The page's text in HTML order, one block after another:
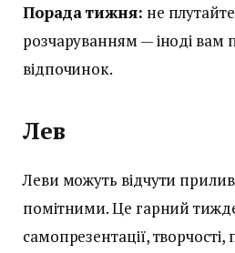
Порада тижня: не
розчаруванням — іноді вам
відпочинок.
Лев
Леви можуть відчути
помітними. Це гарний
самопрезентації, творчості,